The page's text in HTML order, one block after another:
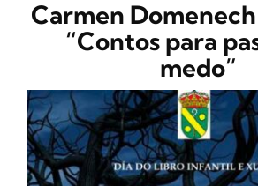
Carmen
“Contos para
medo”